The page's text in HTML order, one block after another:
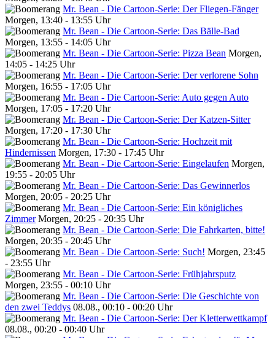
Mr. Bean - Die Cartoon-Serie: Der Fliegen-Fänger
Morgen, 13:40 - 13:55 Uhr
Mr. Bean - Die Cartoon-Serie: Das Bälle-Bad
Morgen, 13:55 - 14:05 Uhr
Mr. Bean - Die Cartoon-Serie: Pizza Bean Morgen,
14:05 - 14:25 Uhr
Mr. Bean - Die Cartoon-Serie: Der verlorene Sohn
Morgen, 16:55 - 17:05 Uhr
Mr. Bean - Die Cartoon-Serie: Auto gegen Auto
Morgen, 17:05 - 17:20 Uhr
Mr. Bean - Die Cartoon-Serie: Der Katzen-Sitter
Morgen, 17:20 - 17:30 Uhr
Mr. Bean - Die Cartoon-Serie: Hochzeit mit
Hindernissen Morgen, 17:30 - 17:45 Uhr
Mr. Bean - Die Cartoon-Serie: Eingelaufen Morgen,
19:55 - 20:05 Uhr
Mr. Bean - Die Cartoon-Serie: Das Gewinnerlos
Morgen, 20:05 - 20:25 Uhr
Mr. Bean - Die Cartoon-Serie: Ein königliches
Zimmer Morgen, 20:25 - 20:35 Uhr
Mr. Bean - Die Cartoon-Serie: Die Fahrkarten, bitte!
Morgen, 20:35 - 20:45 Uhr
Mr. Bean - Die Cartoon-Serie: Such! Morgen, 23:45
- 23:55 Uhr
Mr. Bean - Die Cartoon-Serie: Frühjahrsputz
Morgen, 23:55 - 00:10 Uhr
Mr. Bean - Die Cartoon-Serie: Die Geschichte von
den zwei Teddys 08.08., 00:10 - 00:20 Uhr
Mr. Bean - Die Cartoon-Serie: Der Kletterwettkampf
08.08., 00:20 - 00:40 Uhr